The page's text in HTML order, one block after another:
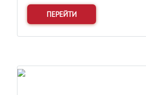
ПЕРЕЙТИ